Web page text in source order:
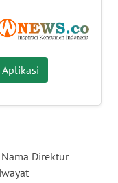
Direktur